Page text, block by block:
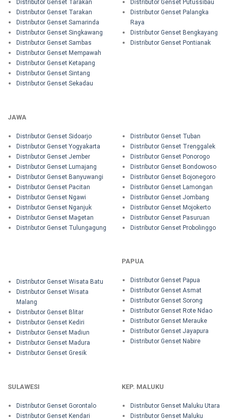
Distributor Genset Tarakan
Distributor Genset Tarakan
Distributor Genset Samarinda
Distributor Genset Singkawang
Distributor Genset Sambas
Distributor Genset Mempawah
Distributor Genset Ketapang
Distributor Genset Sintang
Distributor Genset Sekadau
Distributor Genset Putussibau
Distributor Genset Palangka
Raya
Distributor Genset Bengkayang
Distributor Genset Pontianak
JAWA
Distributor Genset Sidoarjo
Distributor Genset Yogyakarta
Distributor Genset Jember
Distributor Genset Lumajang
Distributor Genset Banyuwangi
Distributor Genset Pacitan
Distributor Genset Ngawi
Distributor Genset Nganjuk
Distributor Genset Magetan
Distributor Genset Tulungagung
Distributor Genset Tuban
Distributor Genset Trenggalek
Distributor Genset Ponorogo
Distributor Genset Bondowoso
Distributor Genset Bojonegoro
Distributor Genset Lamongan
Distributor Genset Jombang
Distributor Genset Mojokerto
Distributor Genset Pasuruan
Distributor Genset Probolinggo
Distributor Genset Wisata Batu
Distributor Genset Wisata
Malang
Distributor Genset Blitar
Distributor Genset Kediri
Distributor Genset Madiun
Distributor Genset Madura
Distributor Genset Gresik
PAPUA
Distributor Genset Papua
Distributor Genset Asmat
Distributor Genset Sorong
Distributor Genset Rote Ndao
Distributor Genset Merauke
Distributor Genset Jayapura
Distributor Genset Nabire
SULAWESI
Distributor Genset Gorontalo
Distributor Genset Kendari
KEP. MALUKU
Distributor Genset Maluku Utara
Distributor Genset Maluku